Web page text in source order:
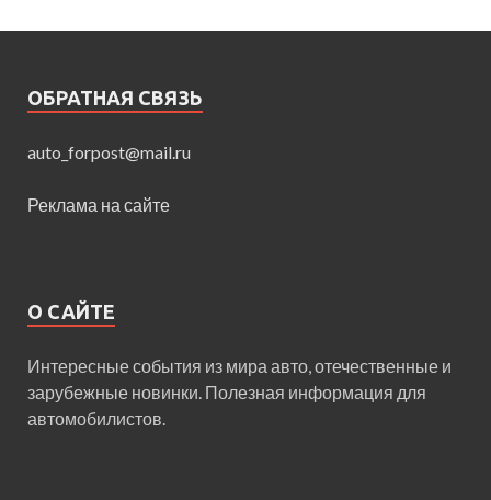
ОБРАТНАЯ СВЯЗЬ
auto_forpost@mail.ru
Реклама на сайте
О САЙТЕ
Интересные события из мира авто, отечественные и
зарубежные новинки. Полезная информация для
автомобилистов.